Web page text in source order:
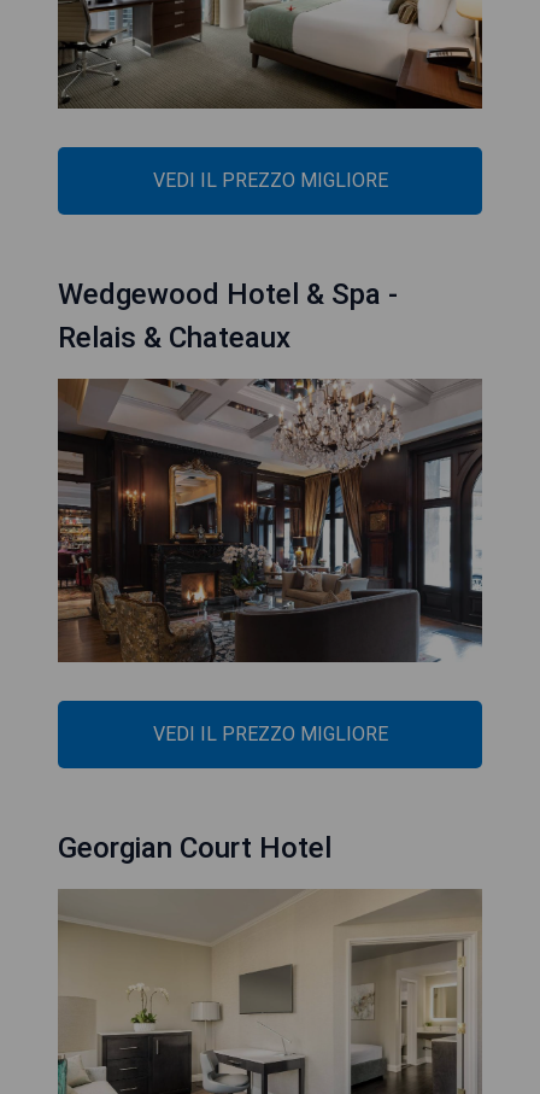
VEDI IL PREZZO MIGLIORE
Wedgewood Hotel & Spa -
Relais & Chateaux
VEDI IL PREZZO MIGLIORE
Georgian Court Hotel